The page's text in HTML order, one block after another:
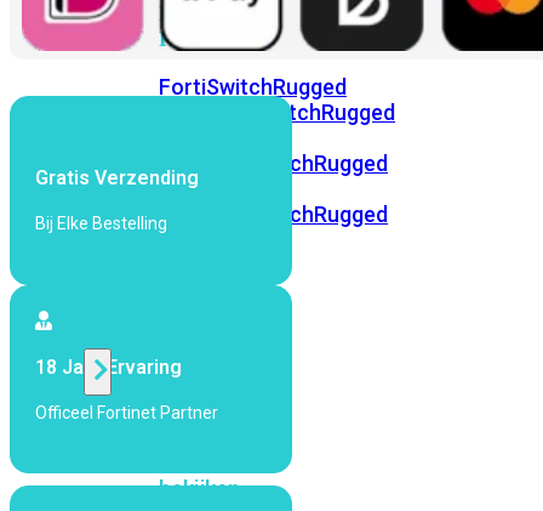
FortiSwitch
Ruggedized
FortiSwitchRugged
FortiSwitchRugged
FortiSwitchRugged
216F-
POE
FortiSwitchRugged
424F-
Alle
bekijken
Gratis Verzending
Bij Elke Bestelling
18 Jaar Ervaring
Officeel Fortinet Partner